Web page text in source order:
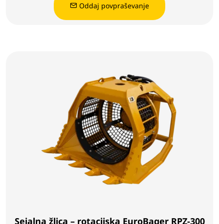
Oddaj povpraševanje
Sejalna žlica – rotacijska EuroBager RPZ-300